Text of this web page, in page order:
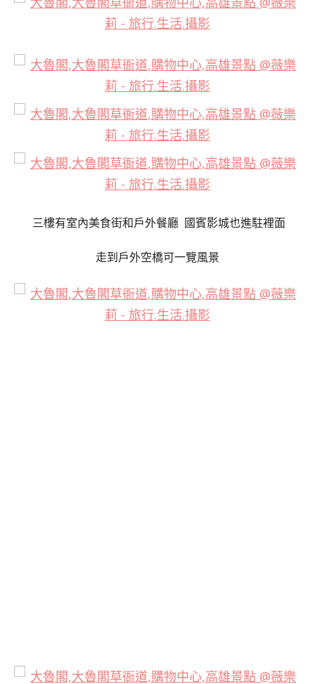
三樓有室內美食街和戶外餐廳 國賓影城也進駐裡面
走到戶外空橋可一覽風景